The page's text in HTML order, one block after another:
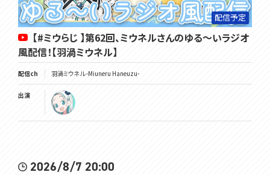
配信予定
【#ミウらじ 】第62回、ミウネルさんのゆる～いラジオ
風配信！【羽渦ミウネル】
配信ch 羽渦ミウネル -Miuneru Haneuzu-
出演
2026/8/7 20:00